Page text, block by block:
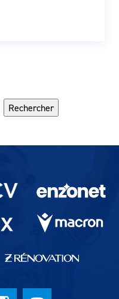
Rechercher